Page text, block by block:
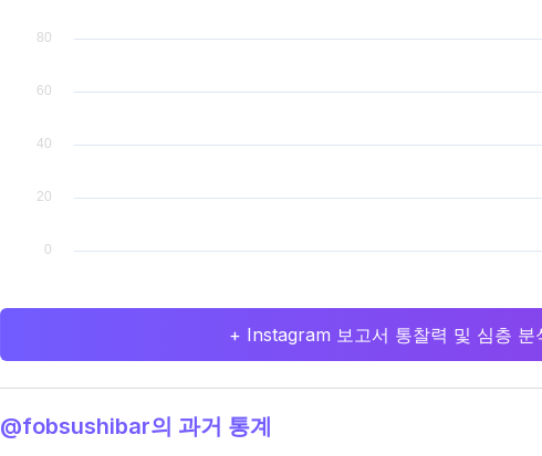
+ Instagram 보고서 통찰력 및 심층 분
@fobsushibar의 과거 통계